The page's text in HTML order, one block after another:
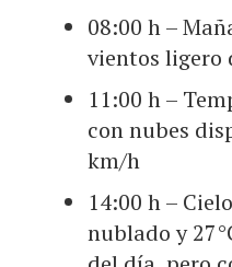
08:00 h –
vientos ligero
11:00 h –
con nubes
km/h
14:00 h –
nublado y